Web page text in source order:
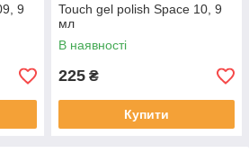
9
Touch gel polish Space 10, 9
мл
В наявності
225 ₴
Купити